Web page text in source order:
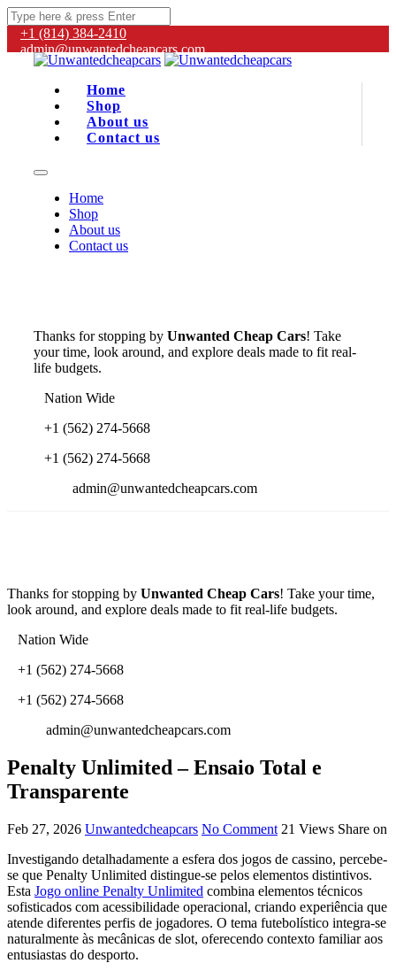
+1 (814) 384‑2410
admin@unwantedcheapcars.com
Home
Shop
About us
Contact us
Home
Shop
About us
Contact us
Thanks for stopping by Unwanted Cheap Cars! Take
your time, look around, and explore deals made to fit real-
life budgets.
Nation Wide
+1 (562) 274-5668
+1 (562) 274-5668
admin@unwantedcheapcars.com
Thanks for stopping by Unwanted Cheap Cars! Take your time,
look around, and explore deals made to fit real-life budgets.
Nation Wide
+1 (562) 274-5668
+1 (562) 274-5668
admin@unwantedcheapcars.com
Penalty Unlimited – Ensaio Total e
Transparente
Feb 27, 2026 Unwantedcheapcars No Comment 21 Views Share on
Investigando detalhadamente a esfera dos jogos de cassino, percebe-
se que Penalty Unlimited distingue-se pelos elementos distintivos.
Esta Jogo online Penalty Unlimited combina elementos técnicos
sofisticados com acessibilidade operacional, criando experiência que
atende diferentes perfis de jogadores. O tema futebolístico integra-se
naturalmente às mecânicas de slot, oferecendo contexto familiar aos
entusiastas do desporto.